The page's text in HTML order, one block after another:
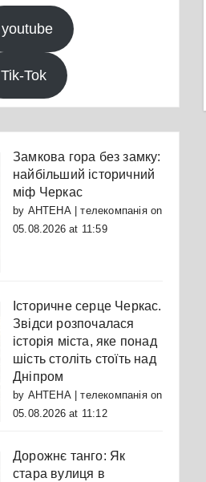
youtube
Tik-Tok
Замкова гора без замку:
найбільший історичний
міф Черкас
by АНТЕНА | телекомпаніяon
05.08.2026 at 11:59
Історичне серце Черкас.
Звідси розпочалася
історія міста, яке понад
шість століть стоїть над
Дніпром
by АНТЕНА | телекомпаніяon
05.08.2026 at 11:12
Дорожнє танго: Як
стара вулиця в